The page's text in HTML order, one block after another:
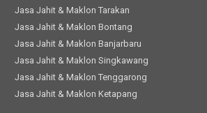
Jasa Jahit & Maklon Tarakan
Jasa Jahit & Maklon Bontang
Jasa Jahit & Maklon Banjarbaru
Jasa Jahit & Maklon Singkawang
Jasa Jahit & Maklon Tenggarong
Jasa Jahit & Maklon Ketapang